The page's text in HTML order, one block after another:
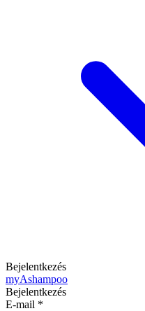
Bejelentkezés
myAshampoo
Bejelentkezés
E-mail *